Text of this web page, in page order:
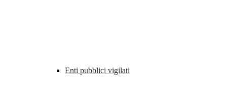
Enti pubblici vigilati